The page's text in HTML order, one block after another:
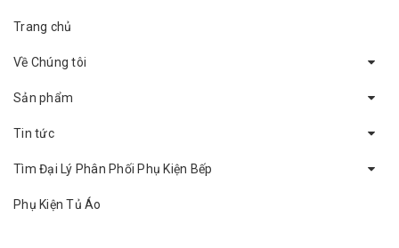
Trang chủ
Về Chúng tôi
Sản phẩm
Tin tức
Tìm Đại Lý Phân Phối Phụ Kiện Bếp
Phụ Kiện Tủ Áo